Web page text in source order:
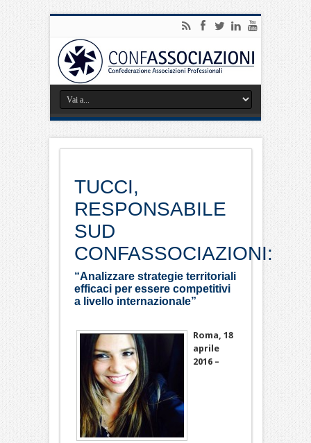
TUCCI,
RESPONSABILE
SUD
CONFASSOCIAZIONI:
“Analizzare strategie territoriali
efficaci per essere competitivi
a livello internazionale”
Roma, 18
aprile
2016 –